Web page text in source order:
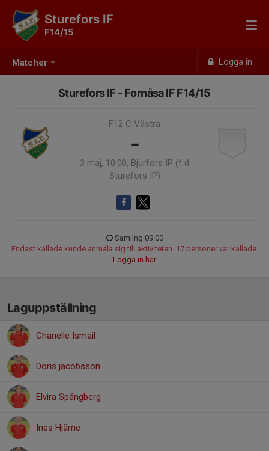
Matcher Logga in
Sturefors IF
F14/15
Sturefors IF - Fornåsa IF F14/15
F12 C Västra
-
3 maj, 10:00, Bjurfors IP (f d
Sturefors IP)
Samling 09:00
Endast kallade kunde anmäla sig till aktiviteten. 17 personer var kallade.
Logga in här
Laguppställning
Chanelle Ismail
Doris jacobsson
Elvira Spångberg
Ines Hjärne